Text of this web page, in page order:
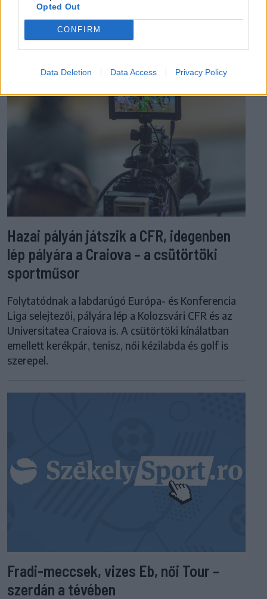
Opted Out
CONFIRM
Data Deletion Data Access Privacy Policy
EZ IS ÉRDEKELHETI
Hazai pályán játszik a CFR, idegenben
lép pályára a Craiova – a csütörtöki
sportműsor
Folytatódnak a labdarúgó Európa- és Konferencia
Liga selejtezői, pályára lép a Kolozsvári CFR és az
Universitatea Craiova is. A csütörtöki kínálatban
emellett kerékpár, tenisz, női kézilabda és golf is
szerepel.
Fradi-meccsek, vizes Eb, női Tour –
szerdán a tévében